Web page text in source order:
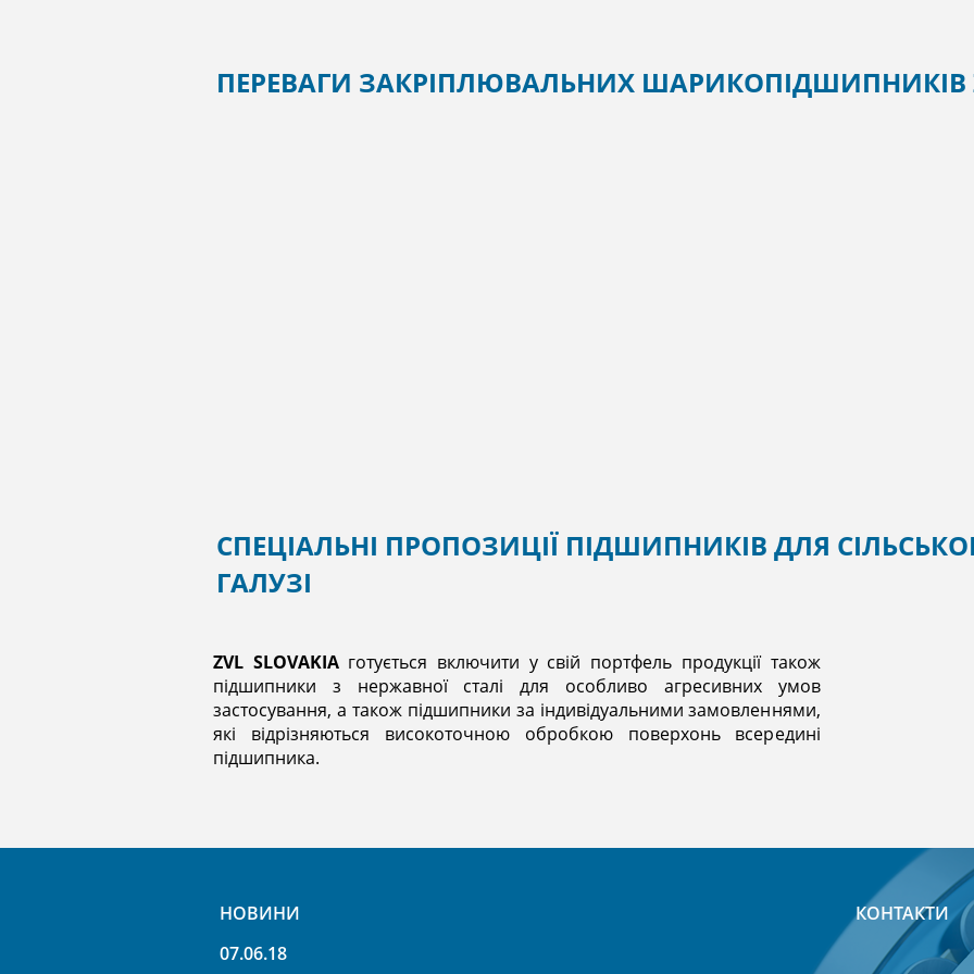
ПЕРЕВАГИ ЗАКРІПЛЮВАЛЬНИХ ШАРИКОПІДШИПНИКІВ
СПЕЦІАЛЬНІ ПРОПОЗИЦІЇ ПІДШИПНИКІВ ДЛЯ
ГАЛУЗІ
ZVL SLOVAKIAготується включити у свій портфель продукції також
підшипники з нержавної сталі для особливо агресивних умов
застосування, а також підшипники за індивідуальними замовленнями,
які відрізняються високоточною обробкою поверхонь всередині
підшипника.
НОВИНИ
07.06.18
КОНТАКТИ